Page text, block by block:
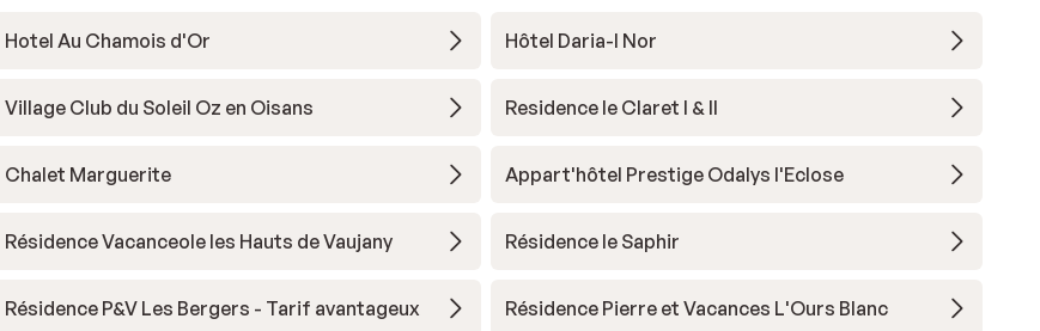
Hotel Au Chamois d'Or Hôtel Daria-I Nor
Village Club du Soleil Oz en Oisans Residence le Claret I & II
Chalet Marguerite Appart'hôtel Prestige Odalys l'Eclose
Résidence Vacanceole les Hauts de Vaujany Résidence le Saphir
Résidence P&V Les Bergers - Tarif avantageux Résidence Pierre et Vacances L'Ours Blanc